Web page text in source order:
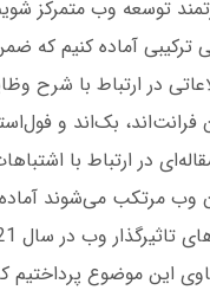
توسعه وب متمرکز
ترکیبی آماده کنیم که
در ارتباط با شرح
بک‌اند و
در ارتباط با
وب مرتکب می‌شوند آماده
این موضوع پرداختیم